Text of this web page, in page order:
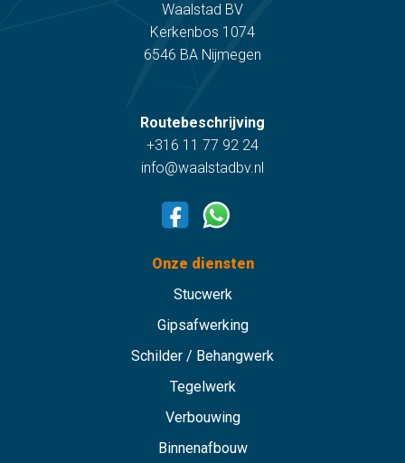
Waalstad BV
Kerkenbos 1074
6546 BA Nijmegen
Routebeschrijving
+316 11 77 92 24
info@waalstadbv.nl
Onze diensten
Stucwerk
Gipsafwerking
Schilder / Behangwerk
Tegelwerk
Verbouwing
Binnenafbouw